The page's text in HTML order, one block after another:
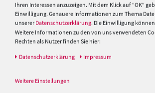
blau-weisser Kordel von Hut-
Breiter
Ihren Interessen anzuzeigen. Mit dem Klick auf "OK"
Einwilligung. Genauere Informationen zum Thema
unserer Datenschutzerklärung. Die Einwilligung
Weitere Informationen zu den von uns verwendeten
Rechten als Nutzer finden Sie hier:
Daten­schutz­erklärung Impressum
Weitere Einstellungen